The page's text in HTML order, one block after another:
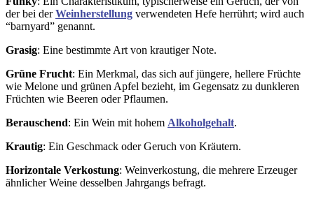
der bei derWeinherstellung verwendeten Hefe herrührt; wird auch
“barnyard” genannt.
Grasig: Eine bestimmte Art von krautiger Note.
Grüne Frucht: Ein Merkmal, das sich auf jüngere, hellere Früchte
wie Melone und grünen Apfel bezieht, im Gegensatz zu dunkleren
Früchten wie Beeren oder Pflaumen.
Berauschend: Ein Wein mit hohem Alkoholgehalt.
Krautig: Ein Geschmack oder Geruch von Kräutern.
Horizontale Verkostung: Weinverkostung, die mehrere Erzeuger
ähnlicher Weine desselben Jahrgangs befragt.